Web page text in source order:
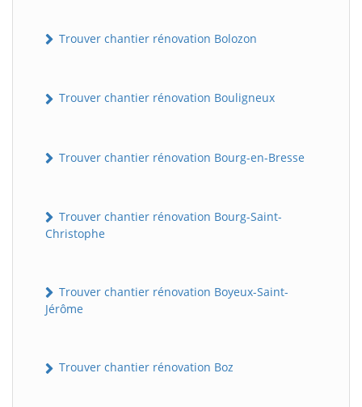
Trouver chantier rénovation Bolozon
Trouver chantier rénovation Bouligneux
Trouver chantier rénovation Bourg-en-Bresse
Trouver chantier rénovation Bourg-Saint-
Christophe
Trouver chantier rénovation Boyeux-Saint-
Jérôme
Trouver chantier rénovation Boz